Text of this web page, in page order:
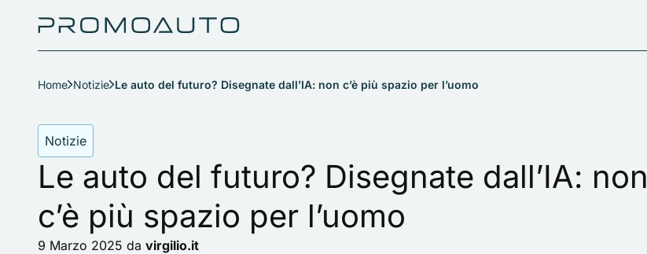
Home Notizie Le auto del futuro? Disegnate dall’IA: non c’è più spazio per l’uomo
Notizie
Le auto del futuro? Disegnate dall’IA: non
c’è più spazio per l’uomo
9 Marzo 2025 da virgilio.it